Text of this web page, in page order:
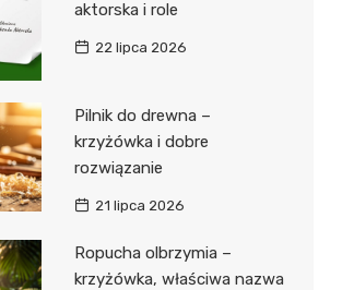
aktorska i role
22 lipca 2026
Pilnik do drewna –
krzyżówka i dobre
rozwiązanie
21 lipca 2026
Ropucha olbrzymia –
krzyżówka, właściwa nazwa